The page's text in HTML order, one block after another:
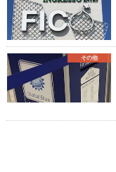
その他